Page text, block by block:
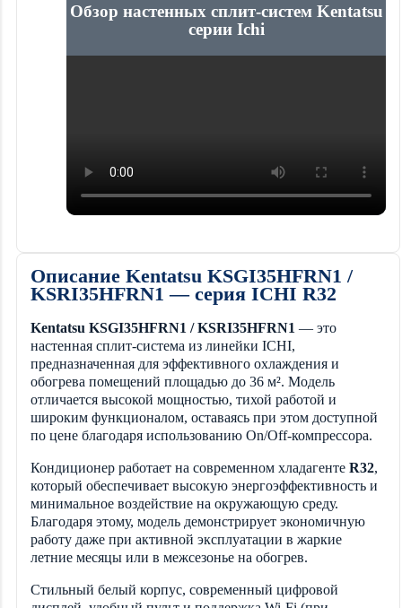
Обзор настенных сплит-систем Kentatsu
серии Ichi
Описание Kentatsu KSGI35HFRN1 /
KSRI35HFRN1 — серия ICHI R32
Kentatsu KSGI35HFRN1 / KSRI35HFRN1 — это
настенная сплит-система из линейки ICHI,
предназначенная для эффективного охлаждения и
обогрева помещений площадью до 36 м². Модель
отличается высокой мощностью, тихой работой и
широким функционалом, оставаясь при этом доступной
по цене благодаря использованию On/Off-компрессора.
Кондиционер работает на современном хладагенте R32,
который обеспечивает высокую энергоэффективность и
минимальное воздействие на окружающую среду.
Благодаря этому, модель демонстрирует экономичную
работу даже при активной эксплуатации в жаркие
летние месяцы или в межсезонье на обогрев.
Стильный белый корпус, современный цифровой